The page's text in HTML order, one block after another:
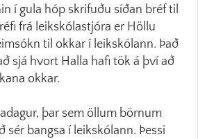
í gula hóp skrifuðu síðan bréf til
frá leikskólastjóra er Höllu
til okkar í leikskólann. Það
sjá hvort Halla hafi tök á því að
okkar.
þar sem öllum börnum
sér bangsa í leikskólann. Þessi